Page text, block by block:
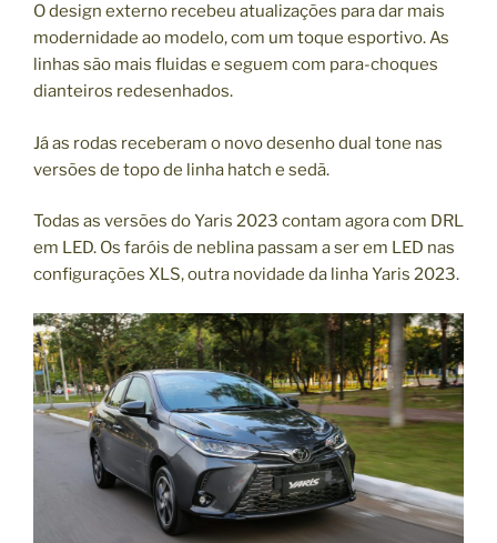
O design externo recebeu atualizações para dar mais
modernidade ao modelo, com um toque esportivo. As
linhas são mais fluidas e seguem com para-choques
dianteiros redesenhados.
Já as rodas receberam o novo desenho dual tone nas
versões de topo de linha hatch e sedã.
Todas as versões do Yaris 2023 contam agora com DRL
em LED. Os faróis de neblina passam a ser em LED nas
configurações XLS, outra novidade da linha Yaris 2023.